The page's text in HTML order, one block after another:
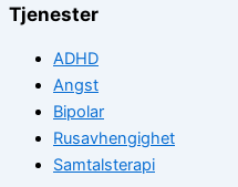
Tjenester
ADHD
Angst
Bipolar
Rusavhengighet
Samtalsterapi